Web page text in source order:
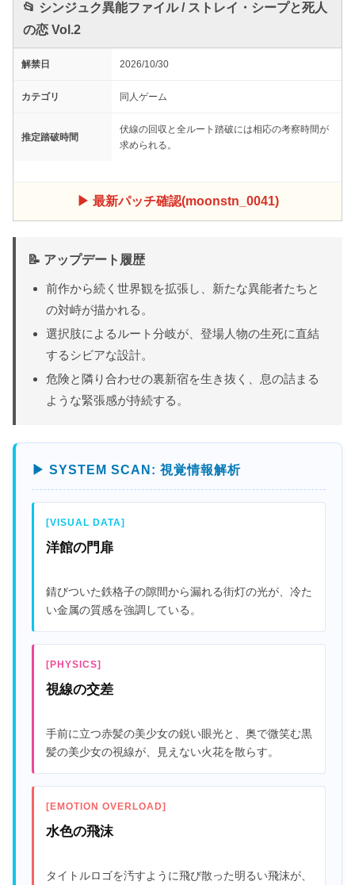
📂 シンジュク異能ファイル / ストレイ・シープと死人
の恋 Vol.2
解禁日 2026/10/30
カテゴリ 同人ゲーム
推定踏破時間
伏線の回収と全ルート踏破には相応の考察時間が
求められる。
▶ 最新パッチ確認(moonstn_0041)
📝 アップデート履歴
前作から続く世界観を拡張し、新たな異能者たちと
の対峙が描かれる。
選択肢によるルート分岐が、登場人物の生死に直結
するシビアな設計。
危険と隣り合わせの裏新宿を生き抜く、息の詰まる
ような緊張感が持続する。
▶ SYSTEM SCAN: 視覚情報解析
[VISUAL DATA]
洋館の門扉
錆びついた鉄格子の隙間から漏れる街灯の光が、冷た
い金属の質感を強調している。
[PHYSICS]
視線の交差
手前に立つ赤髪の美少女の鋭い眼光と、奥で微笑む黒
髪の美少女の視線が、見えない火花を散らす。
[EMOTION OVERLOAD]
水色の飛沫
タイトルロゴを汚すように飛び散った明るい飛沫が、